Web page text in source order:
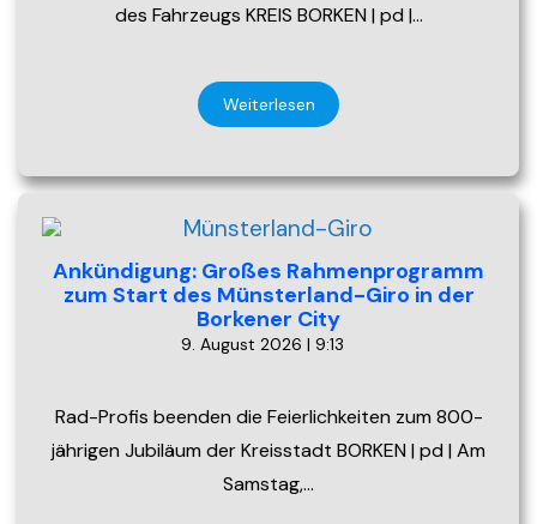
des Fahrzeugs KREIS BORKEN | pd |…
Weiterlesen
Ankündigung: Großes Rahmenprogramm
zum Start des Münsterland-Giro in der
Borkener City
9. August 2026 | 9:13
Rad-Profis beenden die Feierlichkeiten zum 800-
jährigen Jubiläum der Kreisstadt BORKEN | pd | Am
Samstag,…